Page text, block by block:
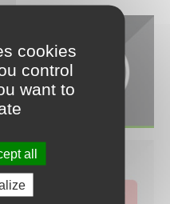
cookies
control
want to
all